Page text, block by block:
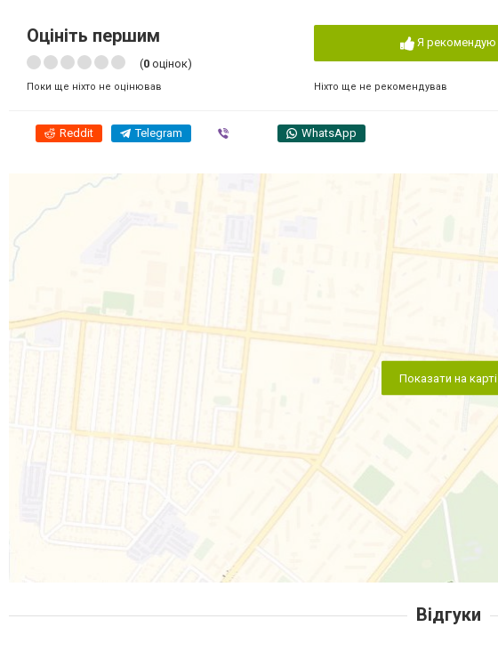
Оцініть першим
(0 оцінок)
Поки ще ніхто не оцінював
Я рекомендую
Ніхто ще не рекомендував
Reddit Telegram WhatsApp
Показати на карті
Відгуки